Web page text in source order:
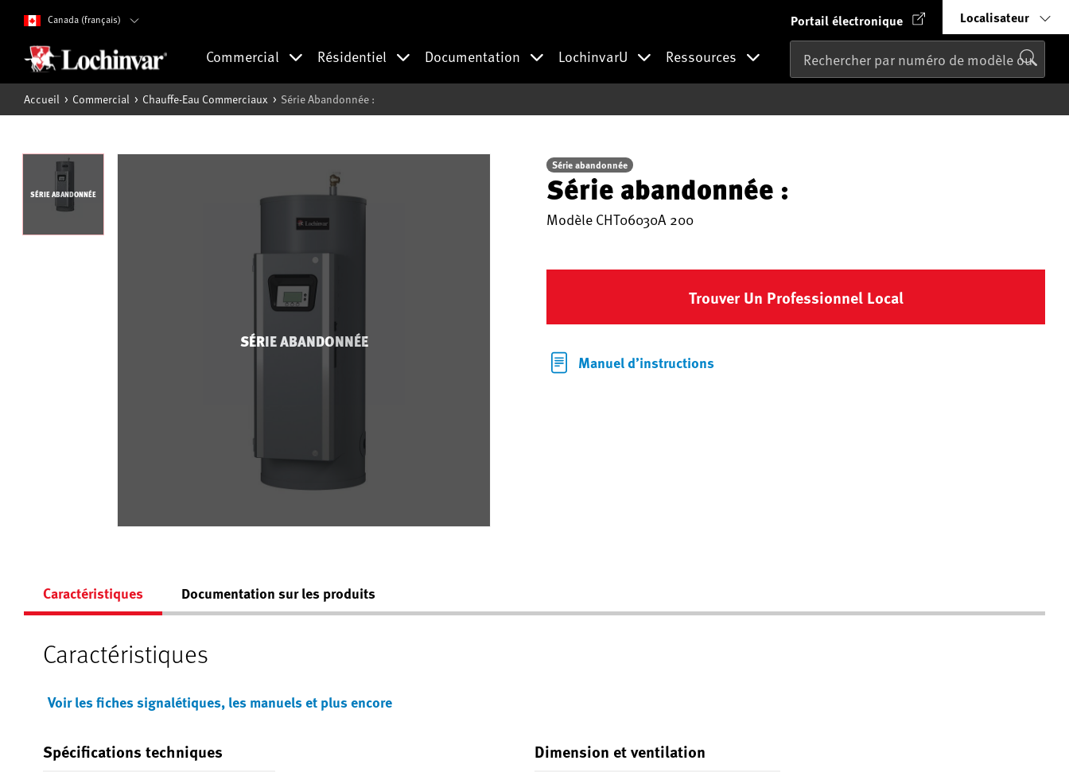
Canada (français) Portail électronique Localisateur
Commercial Résidentiel Documentation LochinvarU Ressources
Accueil Commercial Chauffe-Eau Commerciaux Série Abandonnée :
SÉRIE ABANDONNÉE
SÉRIE ABANDONNÉE
Série abandonnée
Série abandonnée :
Modèle CHT06030A 200
Trouver Un Professionnel Local
Manuel d’instructions
Caractéristiques Documentation sur les produits
Caractéristiques
Voir les fiches signalétiques, les manuels et plus encore
Spécifications techniques Dimension et ventilation